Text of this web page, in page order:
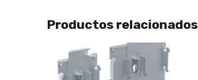
Productos relacionados